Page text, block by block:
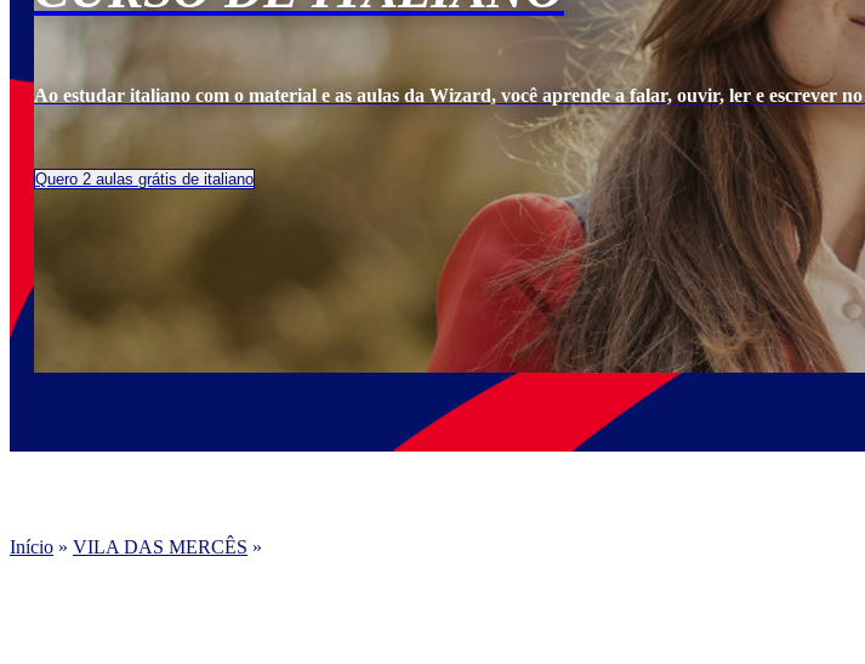
Ao estudar italiano com o material e as aulas da Wizard, você aprende a falar, ouvir, ler e escrever
Quero 2 aulas grátis de italiano
Início » VILA DAS MERCÊS »